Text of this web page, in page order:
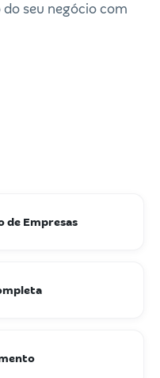
seu negócio com
de Empresas